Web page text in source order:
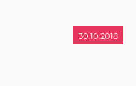
30.10.2018